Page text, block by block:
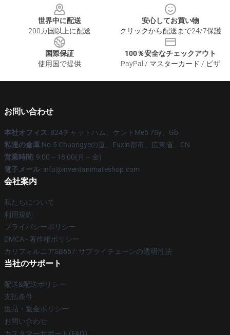
世界中に配送
200カ国以上に配送
安心してお買い物
クリックから配送まで24/7保護
国際保証
使用国で提供
100％安全なチェックアウト
PayPal / マスターカード / ビザ
お問い合わせ
本社オフィス: 824チャットハム、ケントMe5 7Sy、Gb
私達の倉庫:No.5 Chuangyeの道、Fuxin都市、広東省、CN
営業時間: 9:00～18:00(月～金)
電子メール: info@inventanimateshop.com
会社案内
私たちについて
利用規約
プライバシーポリシー
DMCA - 著作権ポリシー
カリフォルニアSB657: サプライチェーンの透明性法
当社のサポート
配送&配送ポリシー
支払条件
返品・返金ポリシー
お問い合わせ